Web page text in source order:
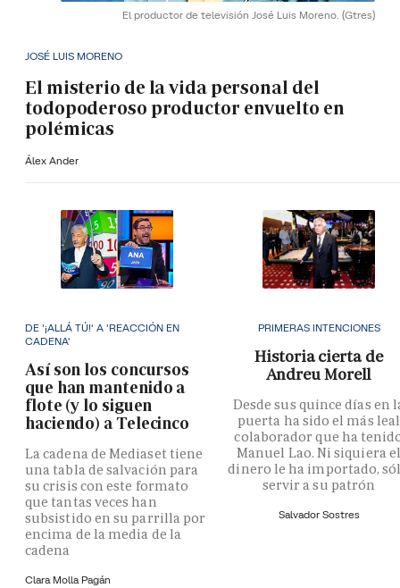
El productor de televisión José Luis Moreno. (Gtres)
JOSÉ LUIS MORENO
El misterio de la vida personal del
todopoderoso productor envuelto en
polémicas
Álex Ander
DE '¡ALLÁ TÚ!' A 'REACCIÓN EN
CADENA'
Así son los concursos
que han mantenido a
flote (y lo siguen
haciendo) a Telecinco
La cadena de Mediaset tiene
una tabla de salvación para
su crisis con este formato
que tantas veces han
subsistido en su parrilla por
encima de la media de la
cadena
Clara Molla Pagán
PRIMERAS INTENCIONES
Historia cierta de
Andreu Morell
Desde sus quince días en
puerta ha sido el más leal
colaborador que ha
Manuel Lao. Ni siquiera
dinero le ha importado,
servir a su patrón
Salvador Sostres